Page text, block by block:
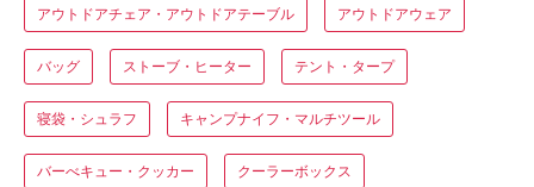
アウトドアチェア・アウトドアテーブル アウトドアウェア
バッグ ストーブ・ヒーター テント・タープ
寝袋・シュラフ キャンプナイフ・マルチツール
バーべキュー・クッカー クーラーボックス